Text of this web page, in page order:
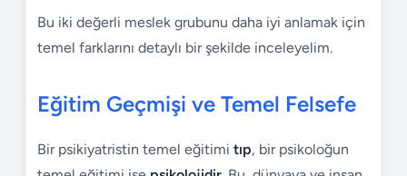
Bu iki değerli meslek grubunu daha iyi anlamak için
temel farklarını detaylı bir şekilde inceleyelim.
Eğitim Geçmişi ve Temel Felsefe
Bir psikiyatristin temel eğitimi tıp, bir psikoloğun